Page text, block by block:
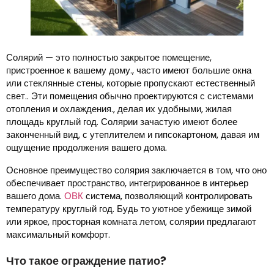
Солярий — это полностью закрытое помещение,
пристроенное к вашему дому., часто имеют большие окна
или стеклянные стены, которые пропускают естественный
свет.. Эти помещения обычно проектируются с системами
отопления и охлаждения., делая их удобными, жилая
площадь круглый год. Солярии зачастую имеют более
законченный вид, с утеплителем и гипсокартоном, давая им
ощущение продолжения вашего дома.
Основное преимущество солярия заключается в том, что оно
обеспечивает пространство, интегрированное в интерьер
вашего дома. ОВКсистема, позволяющий контролировать
температуру круглый год. Будь то уютное убежище зимой
или яркое, просторная комната летом, солярии предлагают
максимальный комфорт.
Что такое ограждение патио?